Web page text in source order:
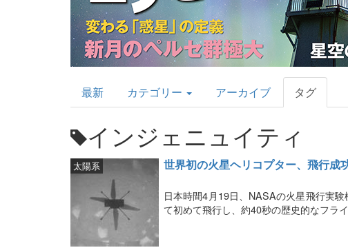
AstroArts
Topics
最新 カテゴリー アーカイブ タグ
インジェニュイティ
世界初の火星ヘリコプター、飛行成
太陽系
日本時間4月19日、NASAの火星飛行実
て初めて飛行し、約40秒の歴史的なフラ